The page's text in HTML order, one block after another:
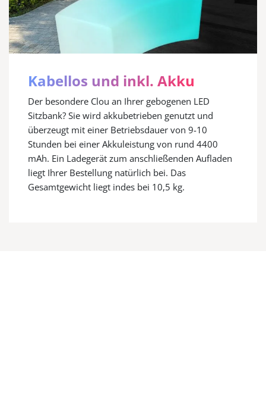
Kabellos und inkl. Akku
Der besondere Clou an Ihrer gebogenen LED
Sitzbank? Sie wird akkubetrieben genutzt und
überzeugt mit einer Betriebsdauer von 9-10
Stunden bei einer Akkuleistung von rund 4400
mAh. Ein Ladegerät zum anschließenden Aufladen
liegt Ihrer Bestellung natürlich bei. Das
Gesamtgewicht liegt indes bei 10,5 kg.